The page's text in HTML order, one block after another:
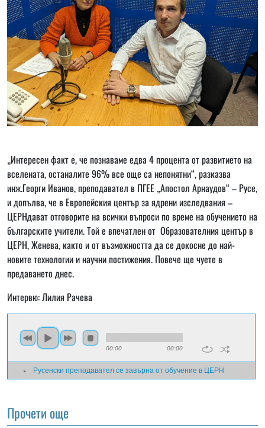
„Интересен факт е, че познаваме едва 4 процента от развитието на
вселената, останалите 96% все още са непонятни“, разказва
инж.Георги Иванов, преподавател в ПГЕЕ „Апостол Арнаудов“ – Русе,
и допълва, че в Европейския център за ядрени изследвания –
ЦЕРНдават отговорите на всички въпроси по време на обучението на
българските учители. Той е впечатлен от Образователния център в
ЦЕРН, Женева, както и от възможността да се докосне до най-
новите технологии и научни постижения. Повече ще чуете в
предаването днес.
Интервю: Лилия Рачева
00:00 00:00
Русенски преподавател се завърна от обучение в ЦЕРН
Прочети още